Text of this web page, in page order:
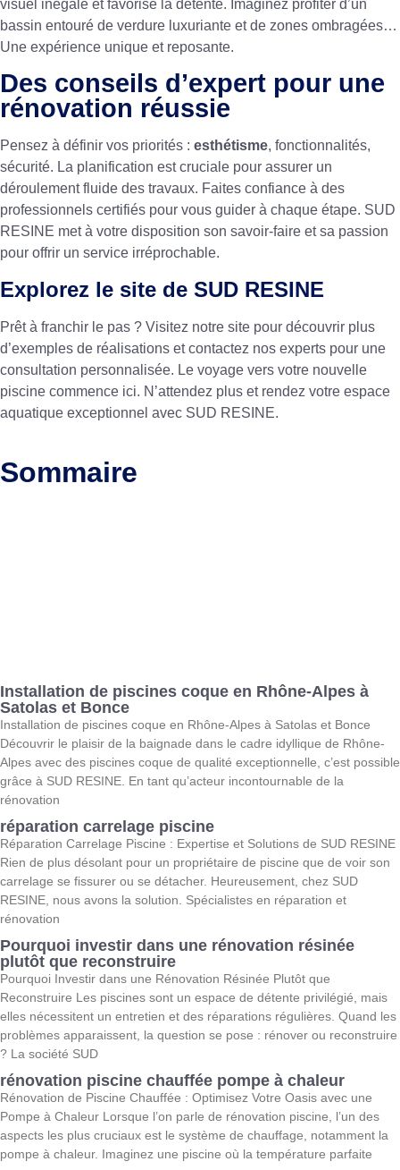
visuel inégalé et favorise la détente. Imaginez profiter d’un
bassin entouré de verdure luxuriante et de zones ombragées…
Une expérience unique et reposante.
Des conseils d’expert pour une
rénovation réussie
Pensez à définir vos priorités : esthétisme, fonctionnalités,
sécurité. La planification est cruciale pour assurer un
déroulement fluide des travaux. Faites confiance à des
professionnels certifiés pour vous guider à chaque étape. SUD
RESINE met à votre disposition son savoir-faire et sa passion
pour offrir un service irréprochable.
Explorez le site de SUD RESINE
Prêt à franchir le pas ? Visitez notre site pour découvrir plus
d’exemples de réalisations et contactez nos experts pour une
consultation personnalisée. Le voyage vers votre nouvelle
piscine commence ici. N’attendez plus et rendez votre espace
aquatique exceptionnel avec SUD RESINE.
Sommaire
Installation de piscines coque en Rhône-Alpes à
Satolas et Bonce
Installation de piscines coque en Rhône-Alpes à Satolas et Bonce
Découvrir le plaisir de la baignade dans le cadre idyllique de Rhône-
Alpes avec des piscines coque de qualité exceptionnelle, c’est possible
grâce à SUD RESINE. En tant qu’acteur incontournable de la
rénovation
réparation carrelage piscine
Réparation Carrelage Piscine : Expertise et Solutions de SUD RESINE
Rien de plus désolant pour un propriétaire de piscine que de voir son
carrelage se fissurer ou se détacher. Heureusement, chez SUD
RESINE, nous avons la solution. Spécialistes en réparation et
rénovation
Pourquoi investir dans une rénovation résinée
plutôt que reconstruire
Pourquoi Investir dans une Rénovation Résinée Plutôt que
Reconstruire Les piscines sont un espace de détente privilégié, mais
elles nécessitent un entretien et des réparations régulières. Quand les
problèmes apparaissent, la question se pose : rénover ou reconstruire
? La société SUD
rénovation piscine chauffée pompe à chaleur
Rénovation de Piscine Chauffée : Optimisez Votre Oasis avec une
Pompe à Chaleur Lorsque l’on parle de rénovation piscine, l’un des
aspects les plus cruciaux est le système de chauffage, notamment la
pompe à chaleur. Imaginez une piscine où la température parfaite